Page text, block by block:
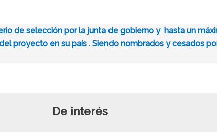
de selección por la junta de gobierno y hasta un
proyecto en su país . Siendo nombrados y cesados
De interés